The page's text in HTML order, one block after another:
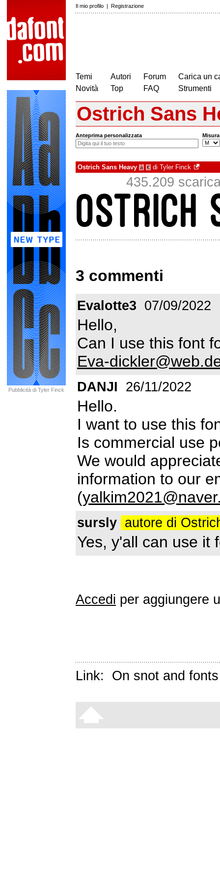
Il mio profilo | Registrazione
Temi
Novità
Autori
Top
Forum
FAQ
Carica un
Strumenti
Pubblicità di Tyler Finck
Ostrich Sans
Anteprima personalizzata Misura
Ostrich Sans Heavy à € di Tyler Finck
435.209
3 commenti
Evalotte3 07/09/2022
Hello,
Can I use this font
Eva-
DANJI 26/11/2022
Hello.
I want to use this
Is commercial use
We would
information to our
(
sursly autore di
Yes, y'all can use it
Accedi per aggiungere
Link: On snot and fonts